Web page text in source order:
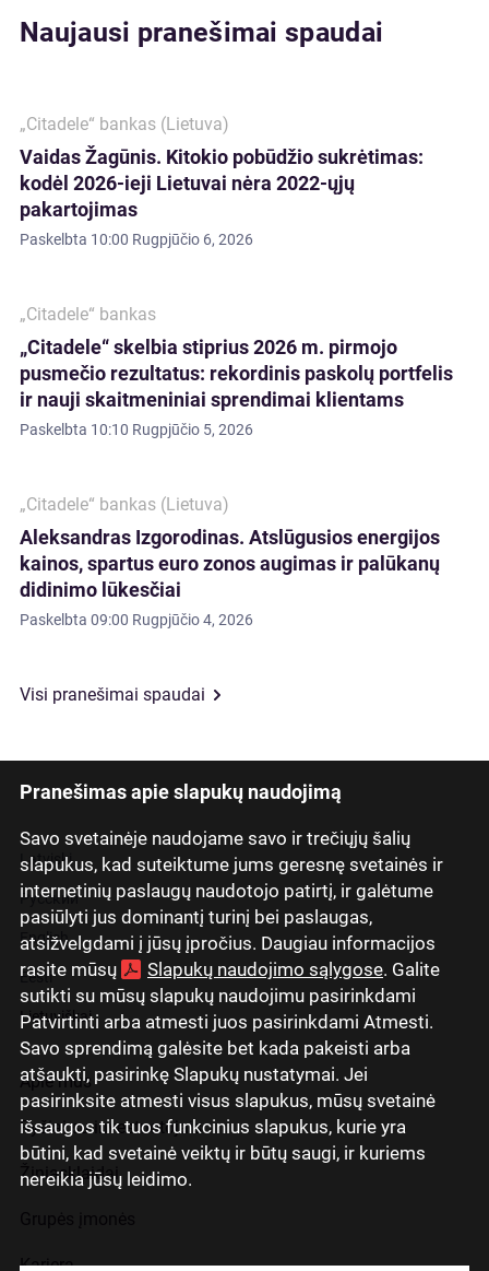
Pranešimas apie slapukų naudojimą
Savo svetainėje naudojame savo ir trečiųjų šalių
slapukus, kad suteiktume jums geresnę svetainės ir
internetinių paslaugų naudotojo patirtį, ir galėtume
pasiūlyti jus dominantį turinį bei paslaugas,
atsižvelgdami į jūsų įpročius. Daugiau informacijos
rasite mūsų
Slapukų naudojimo sąlygose. Galite
sutikti su mūsų slapukų naudojimu pasirinkdami
Patvirtinti arba atmesti juos pasirinkdami Atmesti.
Savo sprendimą galėsite bet kada pakeisti arba
atšaukti, pasirinkę Slapukų nustatymai. Jei
pasirinksite atmesti visus slapukus, mūsų svetainė
išsaugos tik tuos funkcinius slapukus, kurie yra
būtini, kad svetainė veiktų ir būtų saugi, ir kuriems
nereikia jūsų leidimo.
Naujausi pranešimai spaudai
„Citadele“ bankas (Lietuva)
Vaidas Žagūnis. Kitokio pobūdžio sukrėtimas:
kodėl 2026-ieji Lietuvai nėra 2022-ųjų
pakartojimas
Paskelbta 10:00 Rugpjūčio 6, 2026
„Citadele“ bankas
„Citadele“ skelbia stiprius 2026 m. pirmojo
pusmečio rezultatus: rekordinis paskolų portfelis
ir nauji skaitmeniniai sprendimai klientams
Paskelbta 10:10 Rugpjūčio 5, 2026
„Citadele“ bankas (Lietuva)
Aleksandras Izgorodinas. Atslūgusios energijos
kainos, spartus euro zonos augimas ir palūkanų
didinimo lūkesčiai
Paskelbta 09:00 Rugpjūčio 4, 2026
Visi pranešimai spaudai
Latviski
Русский
English
Eesti
Lietuviškai
Apie mus
Ryšiai su investuotojais
Žiniasklaidai
Karjera